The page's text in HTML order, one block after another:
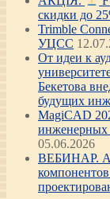
скидки до
Trimble
УЦСС
От идеи к
Бекетова
будущих
MagiCAD
инженерных
05.06.2026
ВЕБИНАР.